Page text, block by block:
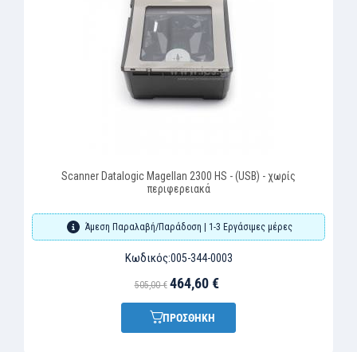
Scanner Datalogic Magellan 2300 HS - (USB) - χωρίς
περιφερειακά
Άμεση Παραλαβή/Παράδοση | 1-3 Εργάσιμες μέρες
Κωδικός:005-344-0003
505,00 € 464,60 €
ΠΡΟΣΘΗΚΗ